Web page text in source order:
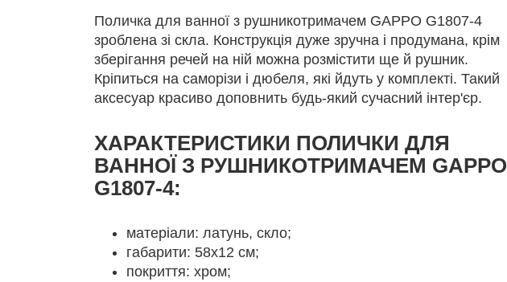
Поличка для ванної з рушникотримачем GAPPO G1807-4
зроблена зі скла. Конструкція дуже зручна і продумана, крім
зберігання речей на ній можна розмістити ще й рушник.
Кріпиться на саморізи і дюбеля, які йдуть у комплекті. Такий
аксесуар красиво доповнить будь-який сучасний інтер'єр.
ХАРАКТЕРИСТИКИ ПОЛИЧКИ ДЛЯ
ВАННОЇ З РУШНИКОТРИМАЧЕМ GAPPO
G1807-4:
матеріали: латунь, скло;
габарити: 58х12 см;
покриття: хром;